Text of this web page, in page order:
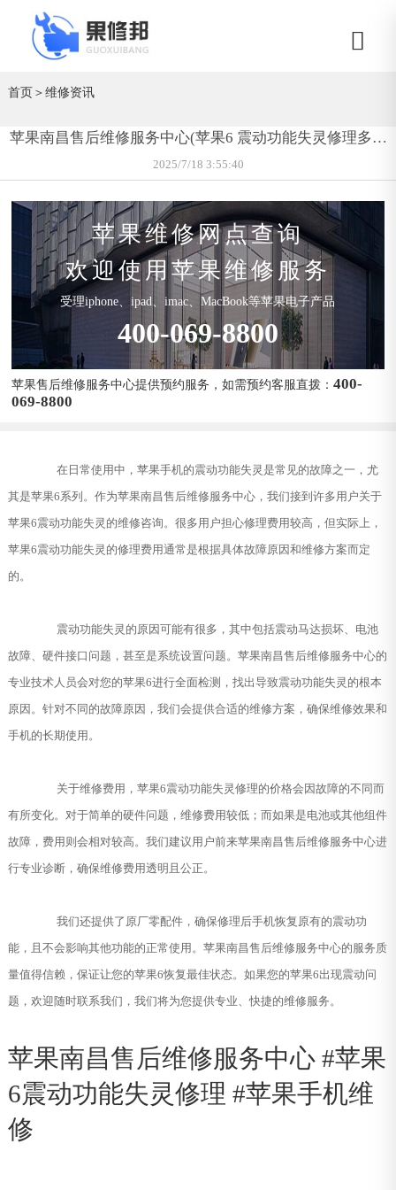
首页＞维修资讯
苹果南昌售后维修服务中心(苹果6 震动功能失灵修理多少
钱)
2025/7/18 3:55:40
苹果维修网点查询
欢迎使用苹果维修服务
受理iphone、ipad、imac、MacBook等苹果电子产品
400-069-8800
苹果售后维修服务中心提供预约服务，如需预约客服直拨：400-
069-8800
在日常使用中，苹果手机的震动功能失灵是常见的故障之一，尤
其是苹果6系列。作为苹果南昌售后维修服务中心，我们接到许多用户关于
苹果6震动功能失灵的维修咨询。很多用户担心修理费用较高，但实际上，
苹果6震动功能失灵的修理费用通常是根据具体故障原因和维修方案而定
的。
震动功能失灵的原因可能有很多，其中包括震动马达损坏、电池
故障、硬件接口问题，甚至是系统设置问题。苹果南昌售后维修服务中心的
专业技术人员会对您的苹果6进行全面检测，找出导致震动功能失灵的根本
原因。针对不同的故障原因，我们会提供合适的维修方案，确保维修效果和
手机的长期使用。
关于维修费用，苹果6震动功能失灵修理的价格会因故障的不同而
有所变化。对于简单的硬件问题，维修费用较低；而如果是电池或其他组件
故障，费用则会相对较高。我们建议用户前来苹果南昌售后维修服务中心进
行专业诊断，确保维修费用透明且公正。
我们还提供了原厂零配件，确保修理后手机恢复原有的震动功
能，且不会影响其他功能的正常使用。苹果南昌售后维修服务中心的服务质
量值得信赖，保证让您的苹果6恢复最佳状态。如果您的苹果6出现震动问
题，欢迎随时联系我们，我们将为您提供专业、快捷的维修服务。
苹果南昌售后维修服务中心 #苹果
6震动功能失灵修理 #苹果手机维
修